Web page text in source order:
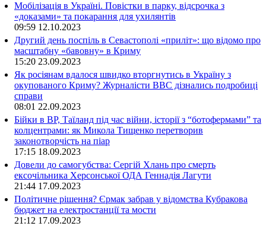
Мобілізація в Україні. Повістки в парку, відсрочка з
«доказами» та покарання для ухилянтів
09:59 12.10.2023
Другий день поспіль в Севастополі «приліт»: що відомо про
масштабну «бавовну» в Криму
15:20 23.09.2023
Як росіянам вдалося швидко вторгнутись в Україну з
окупованого Криму? Журналісти ВВС дізнались подробиці
справи
08:01 22.09.2023
Бійки в ВР, Таїланд під час війни, історії з “ботофермами” та
колцентрами: як Микола Тищенко перетворив
законотворчість на піар
17:15 18.09.2023
Довели до самогубства: Сергій Хлань про смерть
ексочільника Херсонської ОДА Геннадія Лагути
21:44 17.09.2023
Політичне рішення? Єрмак забрав у відомства Кубракова
бюджет на електростанції та мости
21:12 17.09.2023